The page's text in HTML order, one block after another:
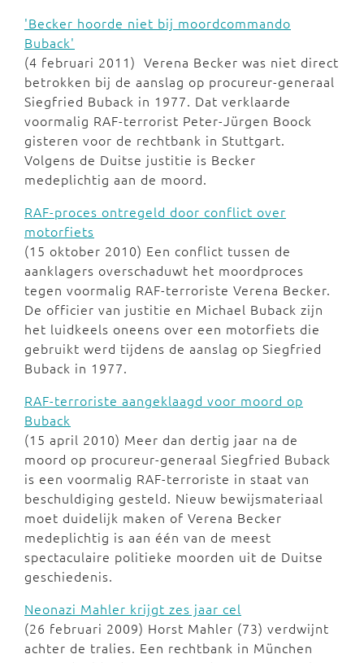
'Becker hoorde niet bij moordcommando
Buback'
(4 februari 2011) Verena Becker was niet direct
betrokken bij de aanslag op procureur-generaal
Siegfried Buback in 1977. Dat verklaarde
voormalig RAF-terrorist Peter-Jürgen Boock
gisteren voor de rechtbank in Stuttgart.
Volgens de Duitse justitie is Becker
medeplichtig aan de moord.
RAF-proces ontregeld door conflict over
motorfiets
(15 oktober 2010) Een conflict tussen de
aanklagers overschaduwt het moordproces
tegen voormalig RAF-terroriste Verena Becker.
De officier van justitie en Michael Buback zijn
het luidkeels oneens over een motorfiets die
gebruikt werd tijdens de aanslag op Siegfried
Buback in 1977.
RAF-terroriste aangeklaagd voor moord op
Buback
(15 april 2010) Meer dan dertig jaar na de
moord op procureur-generaal Siegfried Buback
is een voormalig RAF-terroriste in staat van
beschuldiging gesteld. Nieuw bewijsmateriaal
moet duidelijk maken of Verena Becker
medeplichtig is aan één van de meest
spectaculaire politieke moorden uit de Duitse
geschiedenis.
Neonazi Mahler krijgt zes jaar cel
(26 februari 2009) Horst Mahler (73) verdwijnt
achter de tralies. Een rechtbank in München